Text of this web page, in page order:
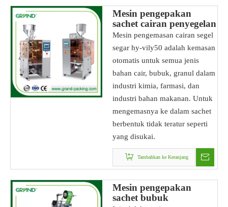
Mesin pengepakan
sachet cairan penyegelan
punggung hy-vily50
Mesin pengemasan cairan segel
segar hy-vily50 adalah kemasan
otomatis untuk semua jenis
bahan cair, bubuk, granul dalam
industri kimia, farmasi, dan
industri bahan makanan. Untuk
mengemasnya ke dalam sachet
berbentuk tidak teratur seperti
yang disukai.
Tambahkan ke Keranjang
Mesin pengepakan
sachet bubuk